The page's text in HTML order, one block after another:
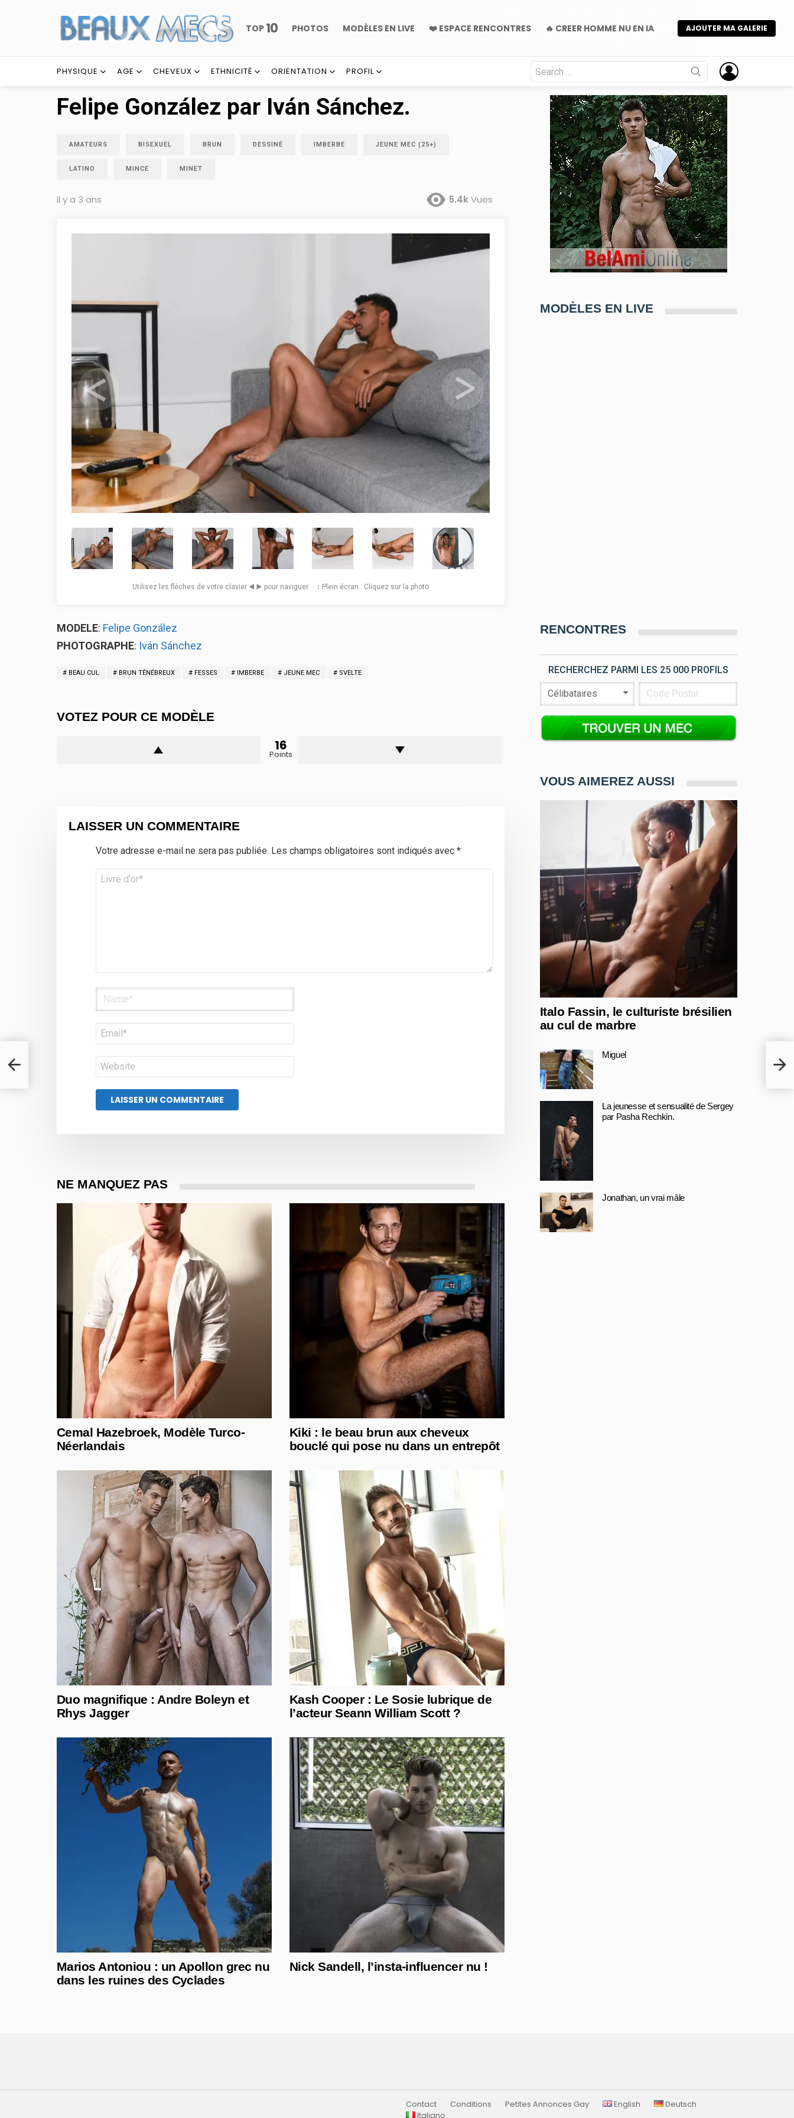
TOP 10 PHOTOS MODÈLES EN LIVE ❤️ ESPACE RENCONTRES 🔥 CREER HOMME NU EN IA AJOUTER MA GALERIE
PHYSIQUE AGE CHEVEUX ETHNICITÉ ORIENTATION PROFIL
Search
for:
Felipe González par Iván Sánchez.
AMATEURS BISEXUEL BRUN DESSINÉ IMBERBE JEUNE MEC (25+)
LATINO MINCE MINET
il y a 3 ans 5.4kVues
Utilisez les flèches de votre clavier ◀️ ▶️ pour naviguer. ↕️ Plein écran : Cliquez sur la photo
MODELE: Felipe González
PHOTOGRAPHE: Iván Sánchez
BEAU CUL BRUN TÉNÉBREUX FESSES IMBERBE JEUNE MEC SVELTE
VOTEZ POUR CE MODÈLE
16
Points
LAISSER UN COMMENTAIRE
Votre adresse e-mail ne sera pas publiée. Les champs obligatoires sont indiqués avec *
Commentaire
Nom
E-
mail
Site
web
NE MANQUEZ PAS
Cemal Hazebroek, Modèle Turco-
Néerlandais
Kiki : le beau brun aux cheveux
bouclé qui pose nu dans un entrepôt
Duo magnifique : Andre Boleyn et
Rhys Jagger
Kash Cooper : Le Sosie lubrique de
l’acteur Seann William Scott ?
Marios Antoniou : un Apollon grec nu
dans les ruines des Cyclades
Nick Sandell, l’insta-influencer nu !
–
MODÈLES EN LIVE
RENCONTRES
RECHERCHEZ PARMI LES 25 000 PROFILS
VOUS AIMEREZ AUSSI
Italo Fassin, le culturiste brésilien
au cul de marbre
Miguel
La jeunesse et sensualité de Sergey
par Pasha Rechkin.
Jonathan, un vrai mâle
Contact Conditions Petites Annonces Gay English
Deutsch
Italiano